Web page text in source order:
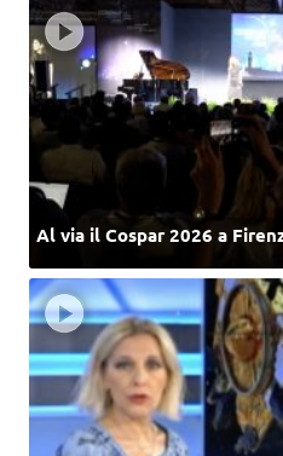
Al via il Cospar 2026 a